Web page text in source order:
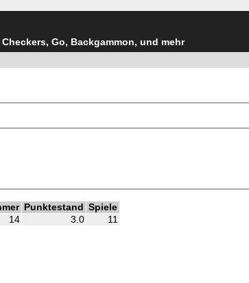
Go, Backgammon, und mehr
Punktestand Spiele
14 3.0 11